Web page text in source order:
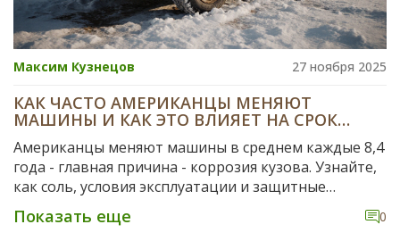
Максим Кузнецов 27 ноября 2025
КАК ЧАСТО АМЕРИКАНЦЫ МЕНЯЮТ
МАШИНЫ И КАК ЭТО ВЛИЯЕТ НА СРОК
СЛУЖБЫ КУЗОВА
Американцы меняют машины в среднем каждые 8,4
года - главная причина - коррозия кузова. Узнайте,
как соль, условия эксплуатации и защитные
процедуры влияют на срок службы автомобиля и
как продлить жизнь кузову, даже если вы живете в
Показать еще 0